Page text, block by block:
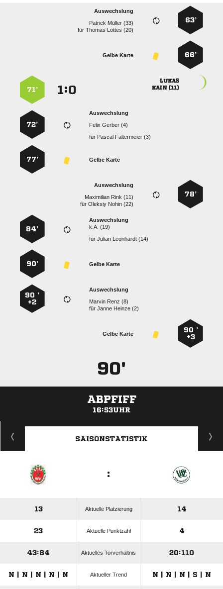
63’
Auswechslung
  
für  
66’
Gelbe Karte

 
:
71’
Auswechslung
  
für   
72’
Gelbe Karte
77’
78’
Auswechslung
  
für  
Auswechslung
k.A. (19)
für  
84’
Gelbe Karte
90’
Auswechslung
  
für  
90 ’
+2
90 ’
+3
Gelbe Karte
90'
ABPFIFF
16:53UHR
ANZEIGE
SAISONSTATISTIK
:
13 Aktuelle Platzierung 14
23 Aktuelle Punktzahl 4
43:84 Aktuelles Torverhältnis 20:110
N | N | N | N | N Aktueller Trend N | N | N | S | N